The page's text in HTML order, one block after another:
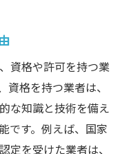
器の選び方
デルの選定
ンスを考慮
様
ト異常を見逃さ
資格や許可を持つ業
格を持つ業者は、
な知識と技術を備え
です。例えば、国家
定を受けた業者は、